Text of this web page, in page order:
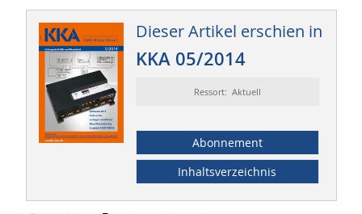
Dieser Artikel erschien in
KKA 05/2014
Ressort: Aktuell
Abonnement
Inhaltsverzeichnis